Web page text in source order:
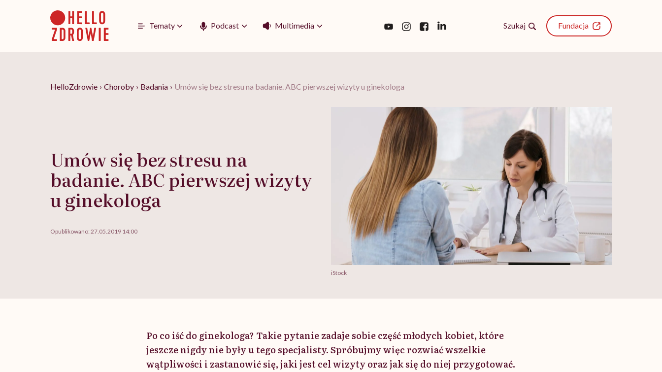
Tematy Podcast Multimedia Szukaj Fundacja
HelloZdrowie › Choroby › Badania › Umów się bez stresu na badanie. ABC pierwszej wizyty u ginekologa
Umów się bez stresu na
badanie. ABC pierwszej wizyty
u ginekologa
Opublikowano: 27.05.2019 14:00
iStock
Po co iść do ginekologa? Takie pytanie zadaje sobie część młodych kobiet, które
jeszcze nigdy nie były u tego specjalisty. Spróbujmy więc rozwiać wszelkie
wątpliwości i zastanowić się, jaki jest cel wizyty oraz jak się do niej przygotować.